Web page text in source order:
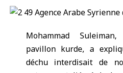
Mohammad
pavillon kurde, a
déchu interdisait de